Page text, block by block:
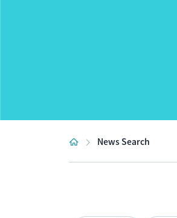
News Search